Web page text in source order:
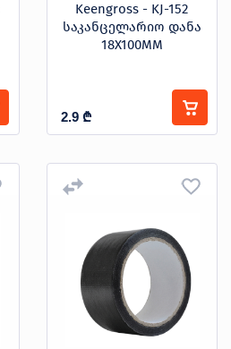
Keengross - KJ-152
საკანცელარიო დანა
18X100MM
2.9 ₾